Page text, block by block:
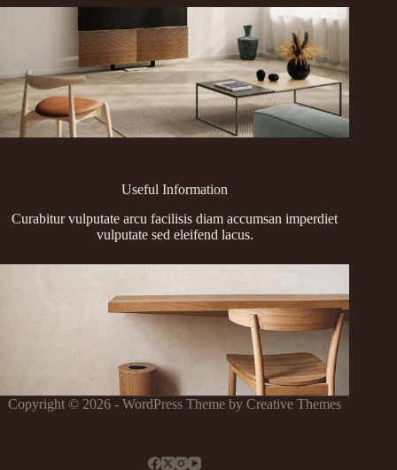
Useful Information
Curabitur vulputate arcu facilisis diam accumsan imperdiet
vulputate sed eleifend lacus.
Copyright © 2026 - WordPress Theme byCreative Themes